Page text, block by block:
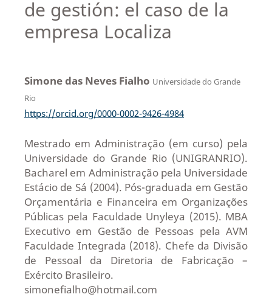
de gestión: el caso de la
empresa Localiza
Simone das Neves Fialho Universidade do Grande
Rio
https://orcid.org/0000-0002-9426-4984
Mestrado em Administração (em curso) pela
Universidade do Grande Rio (UNIGRANRIO).
Bacharel em Administração pela Universidade
Estácio de Sá (2004). Pós-graduada em Gestão
Orçamentária e Financeira em Organizações
Públicas pela Faculdade Unyleya (2015). MBA
Executivo em Gestão de Pessoas pela AVM
Faculdade Integrada (2018). Chefe da Divisão
de Pessoal da Diretoria de Fabricação –
Exército Brasileiro.
simonefialho@hotmail.com